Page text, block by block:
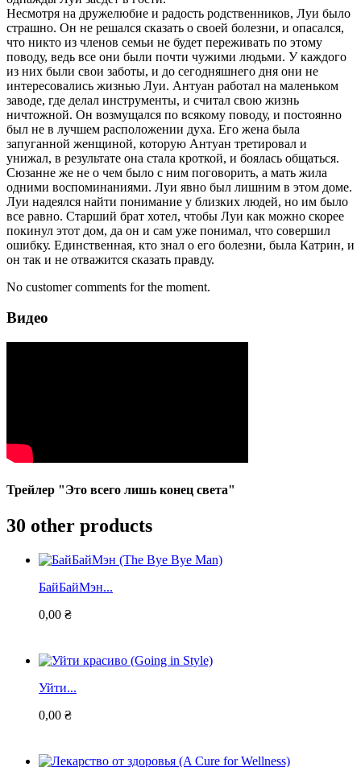
Несмотря на дружелюбие и радость родственников, Луи было
страшно. Он не решался сказать о своей болезни, и опасался,
что никто из членов семьи не будет переживать по этому
поводу, ведь все они были почти чужими людьми. У каждого
из них были свои заботы, и до сегодняшнего дня они не
интересовались жизнью Луи. Антуан работал на маленьком
заводе, где делал инструменты, и считал свою жизнь
ничтожной. Он возмущался по всякому поводу, и постоянно
был не в лучшем расположении духа. Его жена была
запуганной женщиной, которую Антуан третировал и
унижал, в результате она стала кроткой, и боялась общаться.
Сюзанне же не о чем было с ним поговорить, а мать жила
одними воспоминаниями. Луи явно был лишним в этом доме.
Луи надеялся найти понимание у близких людей, но им было
все равно. Старший брат хотел, чтобы Луи как можно скорее
покинул этот дом, да он и сам уже понимал, что совершил
ошибку. Единственная, кто знал о его болезни, была Катрин, и
он так и не отважится сказать правду.
No customer comments for the moment.
Видео
Трейлер "Это всего лишь конец света"
30 other products
БайБайМэн...
0,00 ₴
Уйти...
0,00 ₴